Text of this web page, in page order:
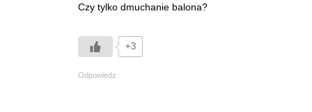
Czy tylko dmuchanie balona?
+3
Odpowiedz